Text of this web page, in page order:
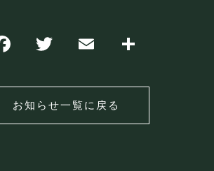
お知らせ一覧に戻る